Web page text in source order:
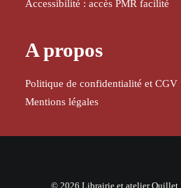
Accessibilité : accès PMR facilité
A propos
Politique de confidentialité et CGV
Mentions légales
© 2026 Librairie et atelier Quillet.